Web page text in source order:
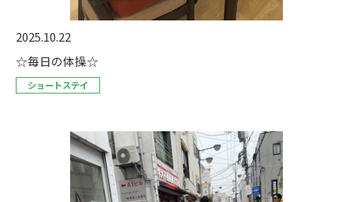
2025.10.22
☆毎日の体操☆
ショートステイ